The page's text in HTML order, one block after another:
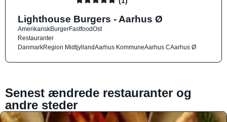
Lighthouse Burgers - Aarhus Ø
AmerikanskBurgerFastfoodOst
Restauranter
DanmarkRegion MidtjyllandAarhus KommuneAarhus CAarhus Ø
Senest ændrede restauranter og
andre steder